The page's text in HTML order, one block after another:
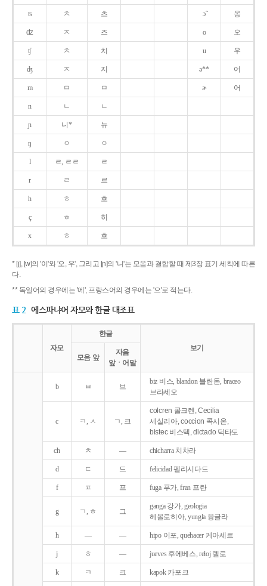
ʦ ㅊ 츠 ɔ̃ 옹
ʣ ㅈ 즈 o 오
ʧ ㅊ 치 u 우
ʤ ㅈ 지 ə** 어
m ㅁ ㅁ ɚ 어
n ㄴ ㄴ
ɲ 니* 뉴
ŋ ㅇ ㅇ
l ㄹ, ㄹㄹ ㄹ
r ㄹ 르
h ㅎ 흐
ç ㅎ 히
x ㅎ 흐
* [j], [w]의 '이'와 '오, 우', 그리고 [ɲ]의 '니'는 모음과 결합할 때 제3장 표기 세칙에 따른
다.
** 독일어의 경우에는 '에', 프랑스어의 경우에는 '으'로 적는다.
표 2 에스파냐어 자모와 한글 대조표
자모
한글
보기
모음 앞
자음
앞ㆍ어말
b ㅂ 브
biz 비스, blandon 블란돈, braceo
브라세오
c ㅋ, ㅅ ㄱ, 크
colcren 콜크렌, Cecilia
세실리아, coccion 콕시온,
bistec 비스텍, dictado 딕타도
ch ㅊ ― chicharra 치차라
d ㄷ 드 felicidad 펠리시다드
f ㅍ 프 fuga 푸가, fran 프란
g ㄱ, ㅎ 그
ganga 강가, geologia
헤올로히아, yungla 융글라
h ― ― hipo 이포, quehacer 케아세르
j ㅎ ― jueves 후에베스, reloj 렐로
k ㅋ 크 kapok 카포크